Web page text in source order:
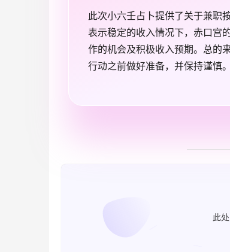
此次小六壬占卜提供了关于兼职
表示稳定的收入情况下，赤口宫
作的机会及积极收入预期。总的
行动之前做好准备，并保持谨慎。
此